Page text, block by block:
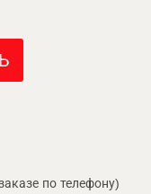
по телефону)